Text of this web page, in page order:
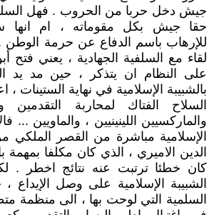
جيش دخل حربا من الحروب . فهل
حقا جيش بكل مقوماته ، ام انها
للإرهاب باسم الدفاع عن حرمة الوطن
لقاء مع السلفية الجهادية ، يعني فتح
على النظام ان يتذكر ، حين مد يد
بالشبيبة الإسلامية في نهاية الستينات ،
السلاح الفتاك لمحاربة التقدمين
والماركسيين اللينينيين ، والماويين ...
الإسلامية مباشرة من القصر الملكي
الدين الاميري ، الذي كان مكلفا بمهمة
كان خطئا ترتبت عنه نتائج اخطر .
الشبيبة الإسلامية على وصل الإيداع
السلمية التي لوحت بها ، الى منظمة